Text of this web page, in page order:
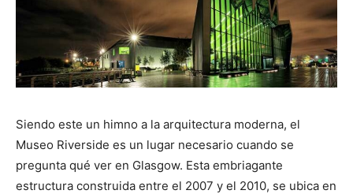
Siendo este un himno a la arquitectura moderna, el
Museo Riverside es un lugar necesario cuando se
pregunta qué ver en Glasgow. Esta embriagante
estructura construida entre el 2007 y el 2010, se ubica en